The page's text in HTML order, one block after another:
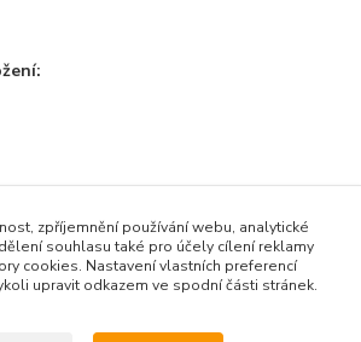
zpříjemnění používání webu, analytické
souhlasu také pro účely cílení reklamy
cookies. Nastavení vlastních preferencí
upravit odkazem ve spodní části stránek.